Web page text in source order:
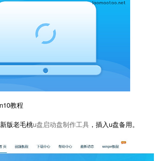
教程
版老毛桃u盘启动盘制作工具 ，插入u盘备用。